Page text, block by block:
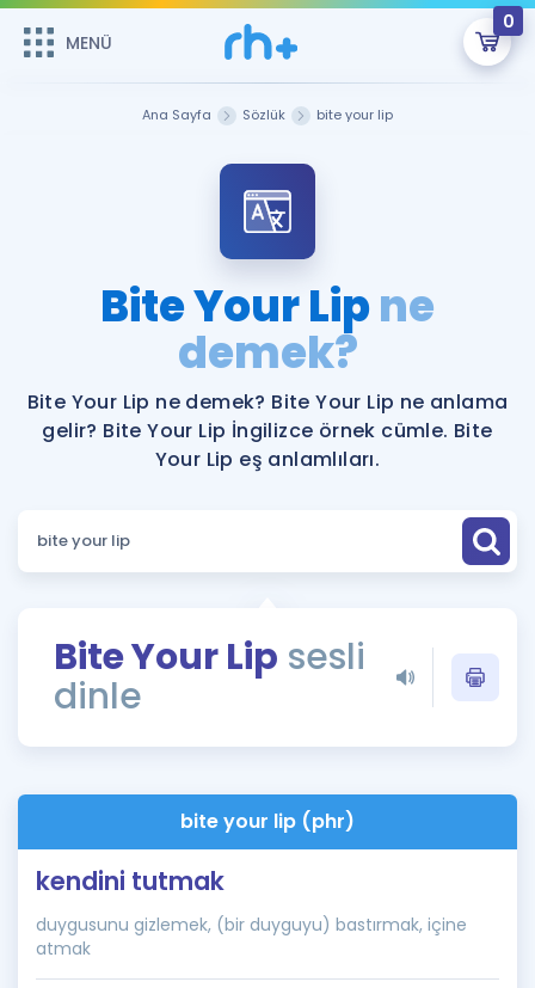
MENÜ
0
Şifremi Hatırlamıyorum
Sepetin Şu An Boş.
Remzi Hoca ile seni sınava hazırlayacak onlarca eğitim seni
bekliyor!
MENÜ
Katılımcı Görüşleri
Faydalı Araçlar
Ücretsiz Kaynaklar
Puan Hesaplama
ÖSYM Sınav Takvimi
Kampanyalar
İngilizce Gramer
İngilizce Gramer
Ana Sayfa Sözlük bite your lip
Bite Your Lipne
demek?
Bite Your Lip ne demek? Bite Your Lip ne anlama
gelir? Bite Your Lip İngilizce örnek cümle. Bite
Your Lip eş anlamlıları.
Bite Your Lip sesli
dinle
bite your lip (phr)
kendini tutmak
duygusunu gizlemek, (bir duyguyu) bastırmak, içine
atmak